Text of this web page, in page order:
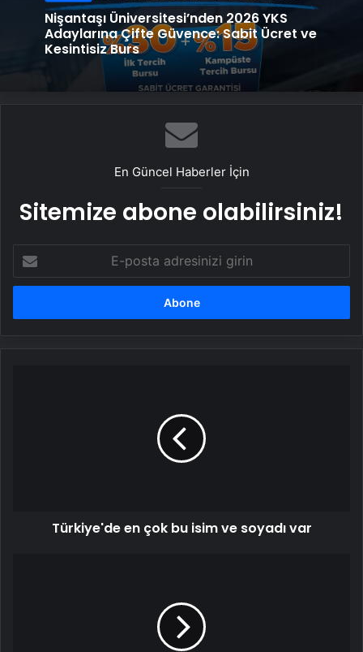
Nişantaşı Üniversitesi’nden 2026 YKS
Adaylarına Çifte Güvence: Sabit Ücret ve
Kesintisiz Burs
En Güncel Haberler İçin
Sitemize abone olabilirsiniz!
posta
adresinizi
Türkiye'de en çok bu isim ve soyadı var